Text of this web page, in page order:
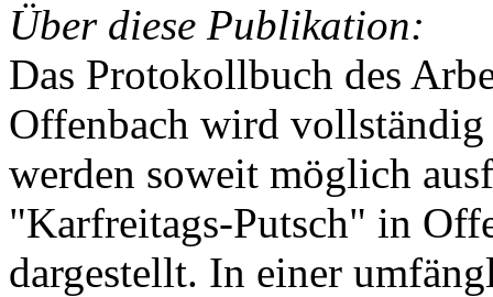
Über diese Publikation:
Das Protokollbuch des
Offenbach wird
werden soweit möglich
"Karfreitags-Putsch" in
dargestellt. In einer